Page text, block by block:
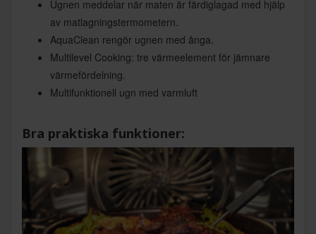
Ugnen meddelar när maten är färdiglagad med hjälp
av matlagningstermometern.
AquaClean rengör ugnen med ånga.
Multilevel Cooking: tre värmeelement för jämnare
värmefördelning.
Multifunktionell ugn med varmluft
Bra praktiska funktioner: